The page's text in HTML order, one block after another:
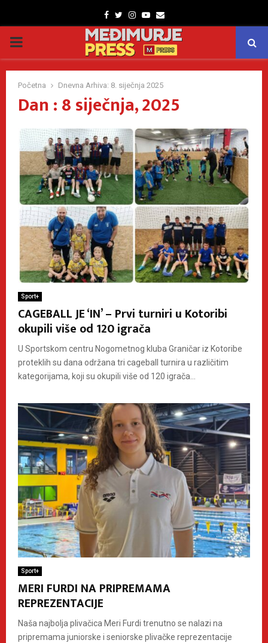
Facebook
TwitterInstagram
Youtube
Email
PRIMARY
MENU
Početna Dnevna Arhiva: 8. siječnja 2025
Dan : 8 siječnja, 2025
Sport+
CAGEBALL JE ‘IN’ – Prvi turniri u Kotoribi
okupili više od 120 igrača
U Sportskom centru Nogometnog kluba Graničar iz Kotoribe
proteklih su dana održana tri cageball turnira u različitim
kategorijama, koji su okupili više od 120 igrača...
Sport+
MERI FURDI NA PRIPREMAMA
REPREZENTACIJE
Naša najbolja plivačica Meri Furdi trenutno se nalazi na
pripremama juniorske i seniorske plivačke reprezentacije